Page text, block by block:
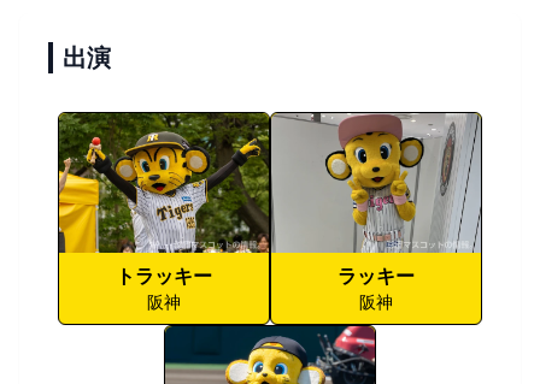
出演
トラッキー
阪神
ラッキー
阪神